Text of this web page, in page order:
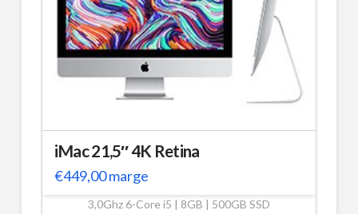
iMac 21,5″ 4K Retina
€449,00marge
3,0Ghz 6-Core i5 | 8GB | 500GB SSD